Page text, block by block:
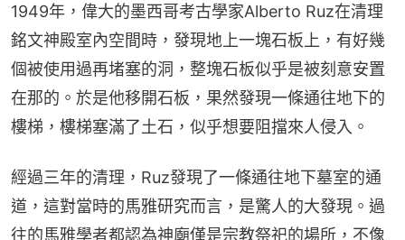
1949年，偉大的墨西哥考古學家Alberto Ruz在清理
銘文神殿室內空間時，發現地上一塊石板上，有好幾
個被使用過再堵塞的洞，整塊石板似乎是被刻意安置
在那的。於是他移開石板，果然發現一條通往地下的
樓梯，樓梯塞滿了土石，似乎想要阻擋來人侵入。
經過三年的清理，Ruz發現了一條通往地下墓室的通
道，這對當時的馬雅研究而言，是驚人的大發現。過
往的馬雅學者都認為神廟僅是宗教祭祀的場所，不像